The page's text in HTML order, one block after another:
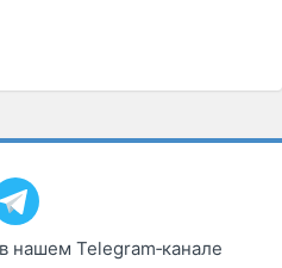
нашем Telegram‑канале